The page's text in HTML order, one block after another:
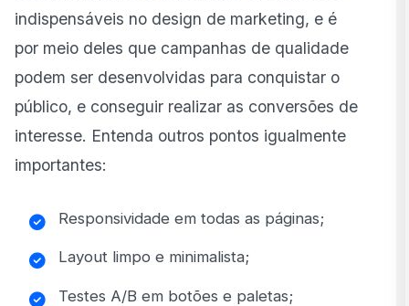
indispensáveis no design de marketing, e é
por meio deles que campanhas de qualidade
podem ser desenvolvidas para conquistar o
público, e conseguir realizar as conversões de
interesse. Entenda outros pontos igualmente
importantes:
Responsividade em todas as páginas;
Layout limpo e minimalista;
Testes A/B em botões e paletas;